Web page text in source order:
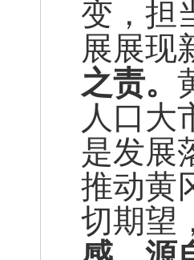
变，担
展展现
之责。
人口大
是发展
推动黄
切期望